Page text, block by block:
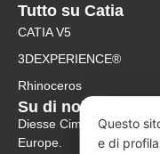
Tutto su Catia
CATIA V5
3DEXPERIENCE®
Rhinoceros
Su di noi
Diesse Cim è
Europe.
Questo
e di